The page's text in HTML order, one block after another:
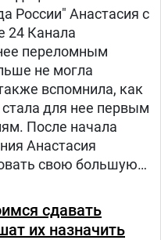
России" Анастасия с
24 Канала
переломным
не могла
вспомнила, как
для нее первым
После начала
Анастасия
свою большую
объяснять
деле происходит в
сдавать
их назначить